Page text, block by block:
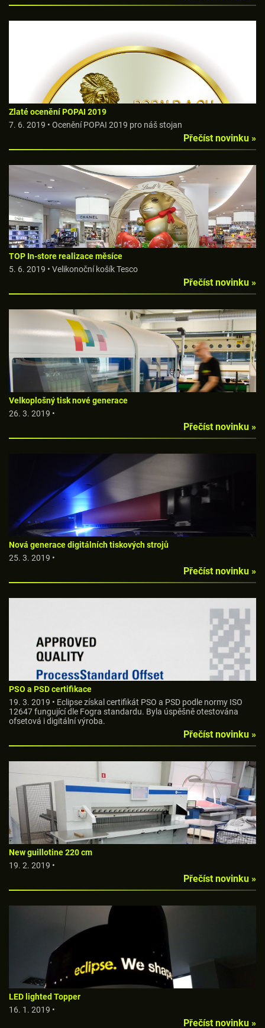
Zlaté ocenění POPAI 2019
7. 6. 2019 • Ocenění POPAI 2019 pro náš stojan
Přečíst novinku »
TOP In-store realizace měsíce
5. 6. 2019 • Velikonoční košík Tesco
Přečíst novinku »
Velkoplošný tisk nové generace
26. 3. 2019 •
Přečíst novinku »
Nová generace digitálních tiskových strojů
25. 3. 2019 •
Přečíst novinku »
PSO a PSD certifikace
19. 3. 2019 • Eclipse získal certifikát PSO a PSD podle normy ISO
12647 fungující dle Fogra standardu. Byla úspěšně otestována
ofsetová i digitální výroba.
Přečíst novinku »
New guillotine 220 cm
19. 2. 2019 •
Přečíst novinku »
LED lighted Topper
16. 1. 2019 •
Přečíst novinku »